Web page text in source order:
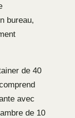
bureau,
de 40
avec
de 10